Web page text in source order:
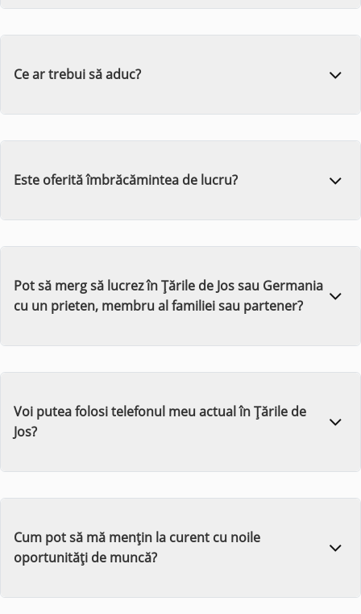
Ce ar trebui să aduc?
Este oferită îmbrăcămintea de lucru?
Pot să merg să lucrez în Țările de Jos sau Germania
cu un prieten, membru al familiei sau partener?
Voi putea folosi telefonul meu actual în Țările de
Jos?
Cum pot să mă mențin la curent cu noile
oportunități de muncă?